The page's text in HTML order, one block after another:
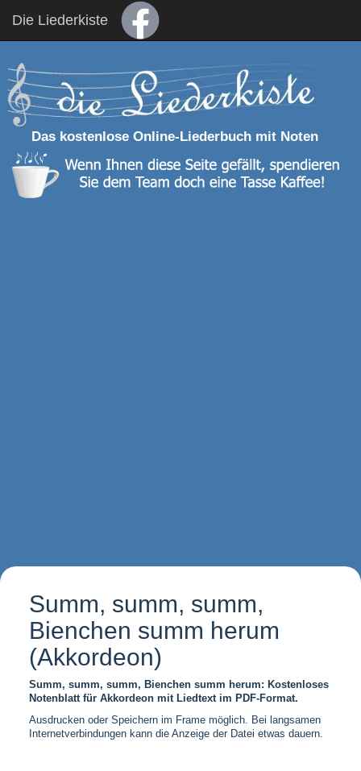
Die Liederkiste
Das kostenlose Online-Liederbuch mit Noten
Summ, summ, summ,
Bienchen summ herum
(Akkordeon)
Summ, summ, summ, Bienchen summ herum: Kostenloses
Notenblatt für Akkordeon mit Liedtext im PDF-Format.
Ausdrucken oder Speichern im Frame möglich. Bei langsamen
Internetverbindungen kann die Anzeige der Datei etwas dauern.